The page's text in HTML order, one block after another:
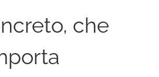
che